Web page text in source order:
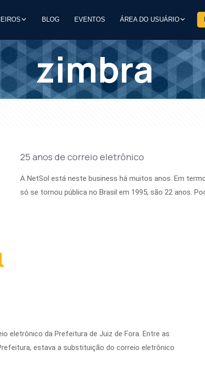
BLOG EVENTOS ÁREA DO USUÁRIO
zimbra
25 anos de correio eletrônico
A NetSol está neste business há muitos anos. Em
só se tornou pública no Brasil em 1995, são 22 anos.
eletrônico da Prefeitura de Juiz de Fora. Entre as
estava a substituição do correio eletrônico